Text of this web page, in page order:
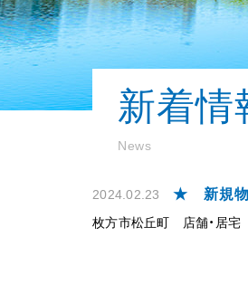
新着情
News
2024.02.23 ★ 新規
枚方市松丘町 店舗・居